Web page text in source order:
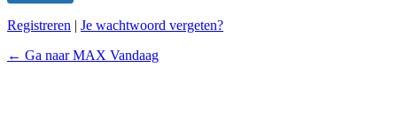
Registreren | Je wachtwoord vergeten?
← Ga naar MAX Vandaag